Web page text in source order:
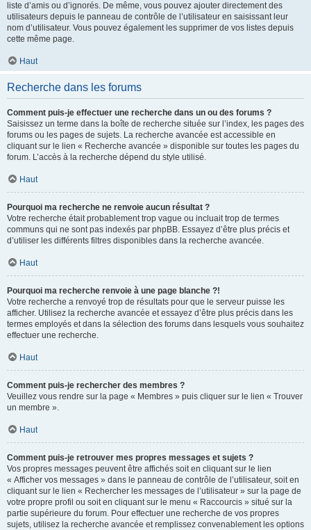
liste d’amis ou d’ignorés. De même, vous pouvez ajouter directement des
utilisateurs depuis le panneau de contrôle de l’utilisateur en saisissant leur
nom d’utilisateur. Vous pouvez également les supprimer de vos listes depuis
cette même page.
Haut
Recherche dans les forums
Comment puis-je effectuer une recherche dans un ou des forums ?
Saisissez un terme dans la boîte de recherche située sur l’index, les pages des
forums ou les pages de sujets. La recherche avancée est accessible en
cliquant sur le lien « Recherche avancée » disponible sur toutes les pages du
forum. L’accès à la recherche dépend du style utilisé.
Haut
Pourquoi ma recherche ne renvoie aucun résultat ?
Votre recherche était probablement trop vague ou incluait trop de termes
communs qui ne sont pas indexés par phpBB. Essayez d’être plus précis et
d’utiliser les différents filtres disponibles dans la recherche avancée.
Haut
Pourquoi ma recherche renvoie à une page blanche ?!
Votre recherche a renvoyé trop de résultats pour que le serveur puisse les
afficher. Utilisez la recherche avancée et essayez d’être plus précis dans les
termes employés et dans la sélection des forums dans lesquels vous souhaitez
effectuer une recherche.
Haut
Comment puis-je rechercher des membres ?
Veuillez vous rendre sur la page « Membres » puis cliquer sur le lien « Trouver
un membre ».
Haut
Comment puis-je retrouver mes propres messages et sujets ?
Vos propres messages peuvent être affichés soit en cliquant sur le lien
« Afficher vos messages » dans le panneau de contrôle de l’utilisateur, soit en
cliquant sur le lien « Rechercher les messages de l’utilisateur » sur la page de
votre propre profil ou soit en cliquant sur le menu « Raccourcis » situé sur la
partie supérieure du forum. Pour effectuer une recherche de vos propres
sujets, utilisez la recherche avancée et remplissez convenablement les options